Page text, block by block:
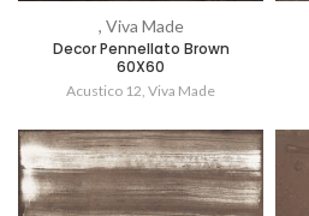
, Viva Made
Decor Pennellato Brown
60X60
Acustico 12, Viva Made